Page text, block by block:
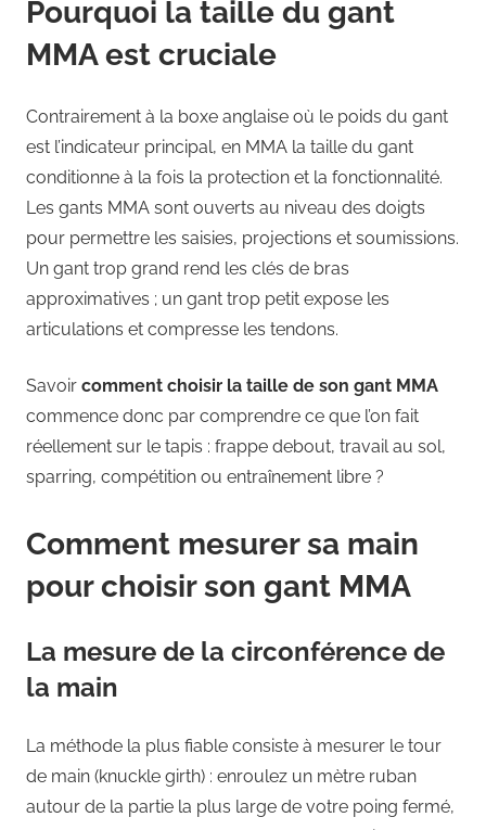
Pourquoi la taille du gant
MMA est cruciale
Contrairement à la boxe anglaise où le poids du gant
est l’indicateur principal, en MMA la taille du gant
conditionne à la fois la protection et la fonctionnalité.
Les gants MMA sont ouverts au niveau des doigts
pour permettre les saisies, projections et soumissions.
Un gant trop grand rend les clés de bras
approximatives ; un gant trop petit expose les
articulations et compresse les tendons.
Savoir comment choisir la taille de son gant MMA
commence donc par comprendre ce que l’on fait
réellement sur le tapis : frappe debout, travail au sol,
sparring, compétition ou entraînement libre ?
Comment mesurer sa main
pour choisir son gant MMA
La mesure de la circonférence de
la main
La méthode la plus fiable consiste à mesurer le tour
de main (knuckle girth) : enroulez un mètre ruban
autour de la partie la plus large de votre poing fermé,